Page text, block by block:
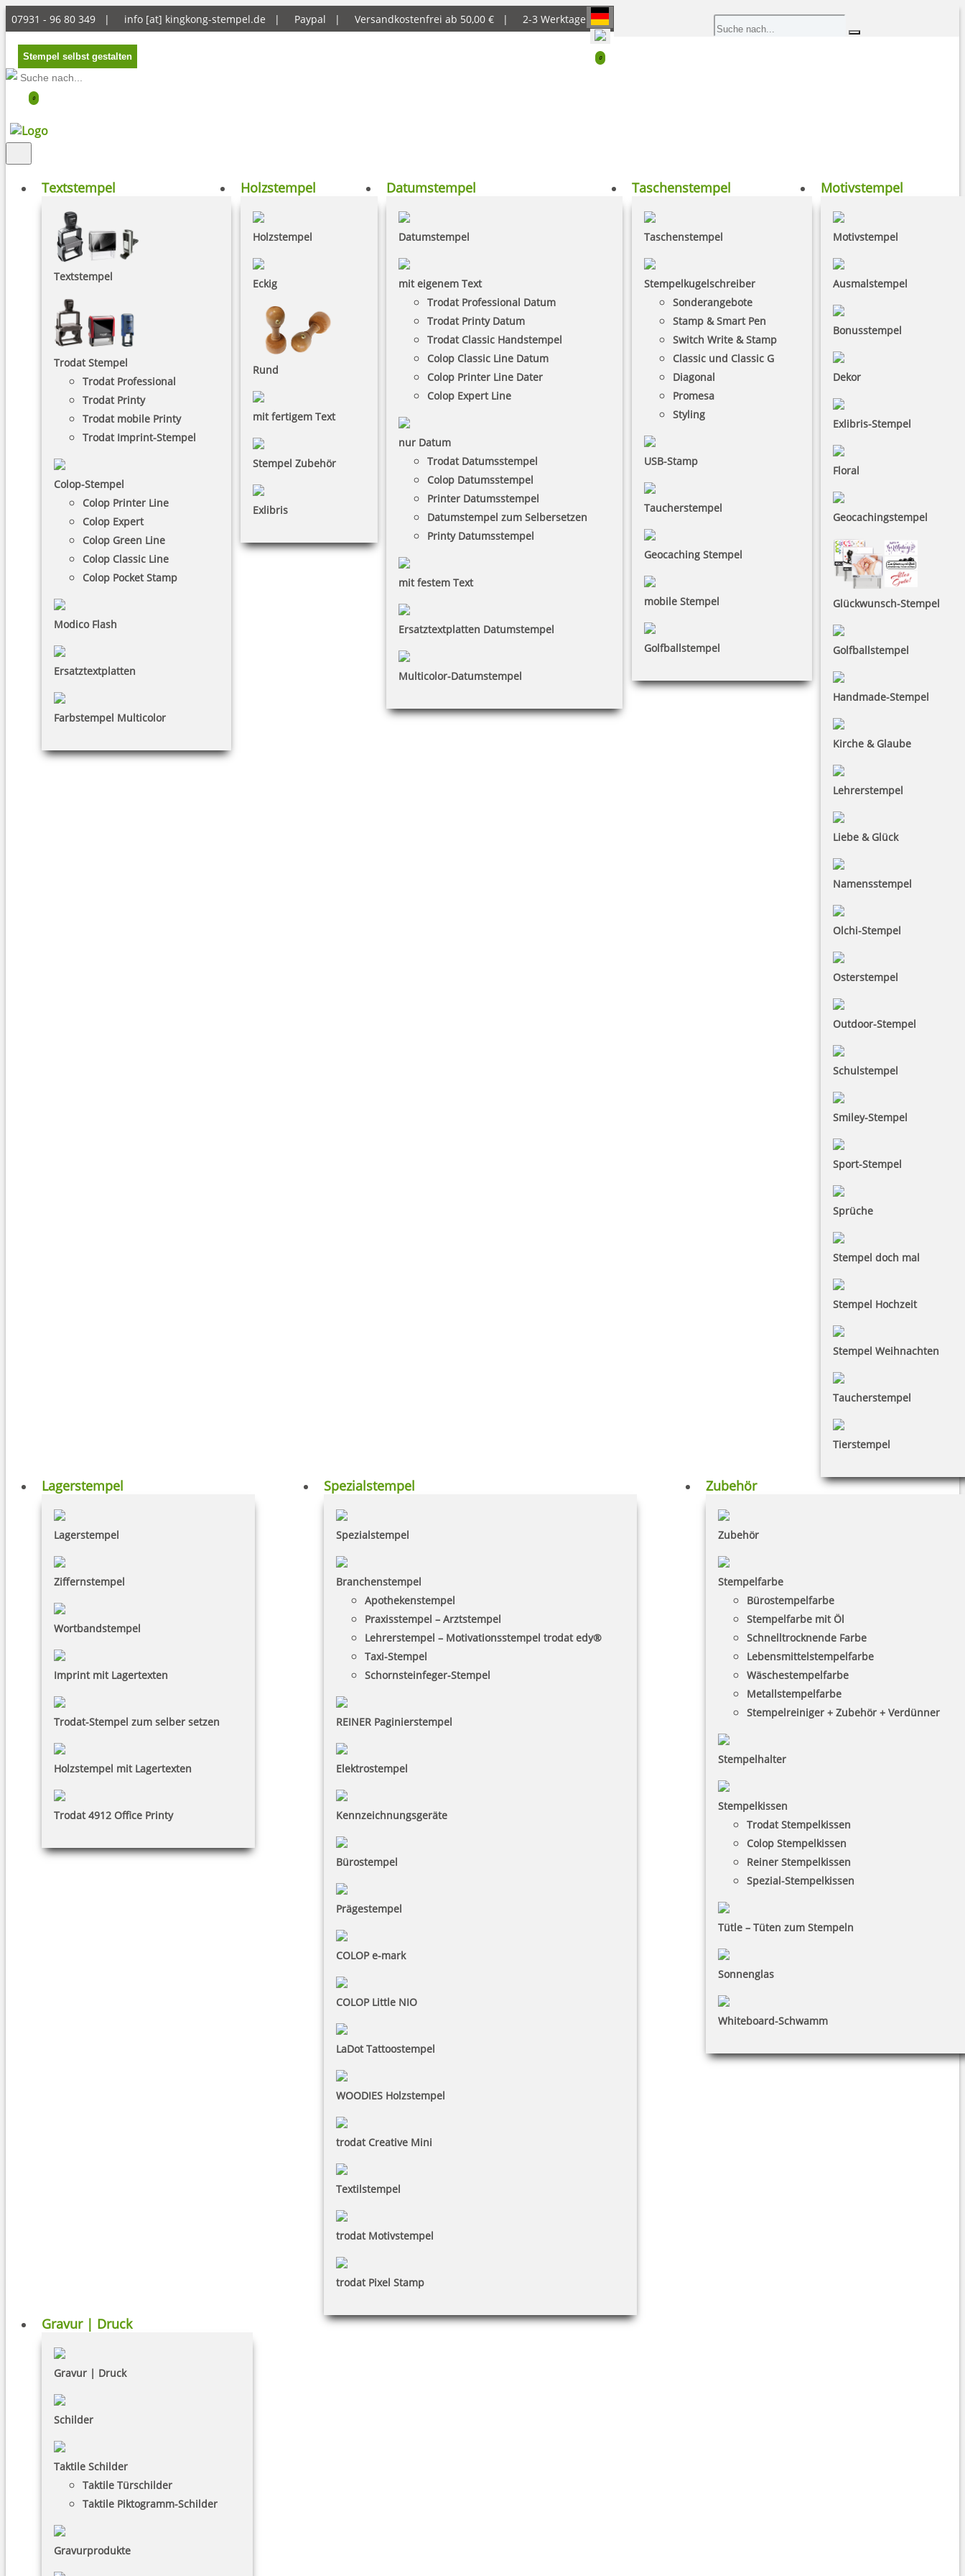
07931 - 96 80 349 | info [at] kingkong-stempel.de | Paypal | Versandkostenfrei ab 50,00 € | 2-3 Werktage
0
Stempel selbst gestalten
0
Textstempel
Textstempel
Trodat Stempel
Trodat Professional
Trodat Printy
Trodat mobile Printy
Trodat Imprint-Stempel
Colop-Stempel
Colop Printer Line
Colop Expert
Colop Green Line
Colop Classic Line
Colop Pocket Stamp
Modico Flash
Ersatztextplatten
Farbstempel Multicolor
Holzstempel
Holzstempel
Eckig
Rund
mit fertigem Text
Stempel Zubehör
Exlibris
Datumstempel
Datumstempel
mit eigenem Text
Trodat Professional Datum
Trodat Printy Datum
Trodat Classic Handstempel
Colop Classic Line Datum
Colop Printer Line Dater
Colop Expert Line
nur Datum
Trodat Datumsstempel
Colop Datumsstempel
Printer Datumsstempel
Datumstempel zum Selbersetzen
Printy Datumsstempel
mit festem Text
Ersatztextplatten Datumstempel
Multicolor-Datumstempel
Taschenstempel
Taschenstempel
Stempelkugelschreiber
Sonderangebote
Stamp & Smart Pen
Switch Write & Stamp
Classic und Classic G
Diagonal
Promesa
Styling
USB-Stamp
Taucherstempel
Geocaching Stempel
mobile Stempel
Golfballstempel
Motivstempel
Motivstempel
Ausmalstempel
Bonusstempel
Dekor
Exlibris-Stempel
Floral
Geocachingstempel
Glückwunsch-Stempel
Golfballstempel
Handmade-Stempel
Kirche & Glaube
Lehrerstempel
Liebe & Glück
Namensstempel
Olchi-Stempel
Osterstempel
Outdoor-Stempel
Schulstempel
Smiley-Stempel
Sport-Stempel
Sprüche
Stempel doch mal
Stempel Hochzeit
Stempel Weihnachten
Taucherstempel
Tierstempel
Lagerstempel
Lagerstempel
Ziffernstempel
Wortbandstempel
Imprint mit Lagertexten
Trodat-Stempel zum selber setzen
Holzstempel mit Lagertexten
Trodat 4912 Office Printy
Spezialstempel
Spezialstempel
Branchenstempel
Apothekenstempel
Praxisstempel – Arztstempel
Lehrerstempel – Motivationsstempel trodat edy®
Taxi-Stempel
Schornsteinfeger-Stempel
REINER Paginierstempel
Elektrostempel
Kennzeichnungsgeräte
Bürostempel
Prägestempel
COLOP e-mark
COLOP Little NIO
LaDot Tattoostempel
WOODIES Holzstempel
trodat Creative Mini
Textilstempel
trodat Motivstempel
trodat Pixel Stamp
Zubehör
Zubehör
Stempelfarbe
Bürostempelfarbe
Stempelfarbe mit Öl
Schnelltrocknende Farbe
Lebensmittelstempelfarbe
Wäschestempelfarbe
Metallstempelfarbe
Stempelreiniger + Zubehör + Verdünner
Stempelhalter
Stempelkissen
Trodat Stempelkissen
Colop Stempelkissen
Reiner Stempelkissen
Spezial-Stempelkissen
Tütle – Tüten zum Stempeln
Sonnenglas
Whiteboard-Schwamm
Gravur | Druck
Gravur | Druck
Schilder
Taktile Schilder
Taktile Türschilder
Taktile Piktogramm-Schilder
Gravurprodukte